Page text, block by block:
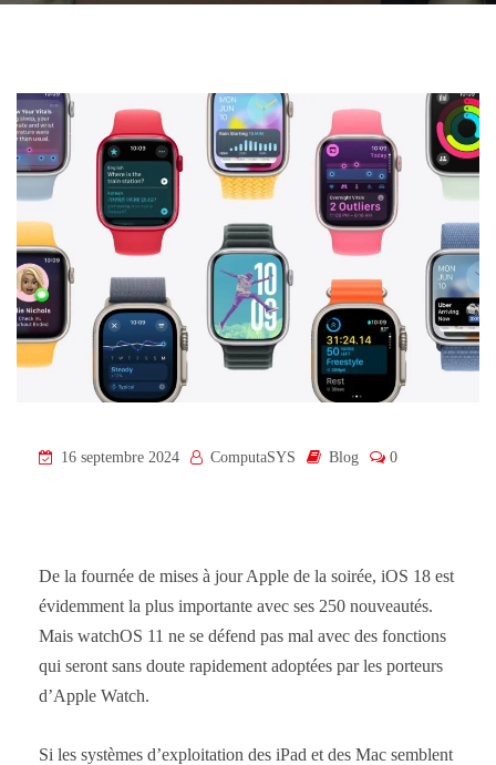
16 septembre 2024 ComputaSYS Blog 0
De la fournée de mises à jour Apple de la soirée, iOS 18 est
évidemment la plus importante avec ses 250 nouveautés.
Mais watchOS 11 ne se défend pas mal avec des fonctions
qui seront sans doute rapidement adoptées par les porteurs
d’Apple Watch.
Si les systèmes d’exploitation des iPad et des Mac semblent